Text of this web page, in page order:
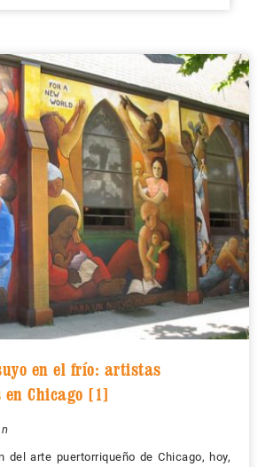
en el frío: artistas
Chicago [1]
del arte puertorriqueño de Chicago, hoy,